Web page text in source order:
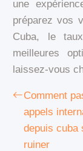
une
préparez vos
Cuba, le
meilleures
laissez-vous
Comment
appels
depuis cuba
ruiner